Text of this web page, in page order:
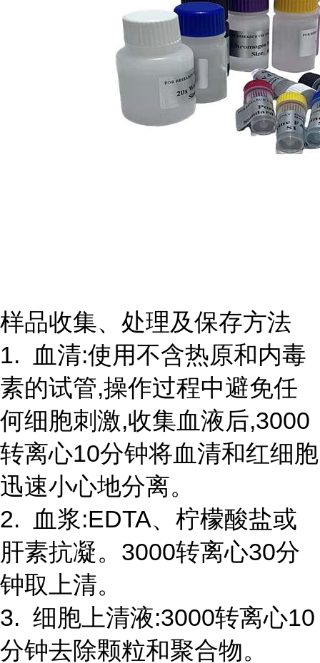
样品收集、处理及保存方法
1. 血清:使用不含热原和内毒
素的试管,操作过程中避免任
何细胞刺激,收集血液后,3000
转离心10分钟将血清和红细胞
迅速小心地分离。
2. 血浆:EDTA、柠檬酸盐或
肝素抗凝。3000转离心30分
钟取上清。
3. 细胞上清液:3000转离心10
分钟去除颗粒和聚合物。